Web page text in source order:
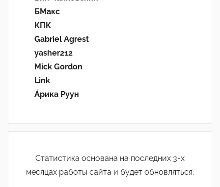
БМакс
КПК
Gabriel Agrest
yasher212
Mick Gordon
Link
Áрика Руун
Статистика основана на последних 3-х
месяцах работы сайта и будет обновляться.